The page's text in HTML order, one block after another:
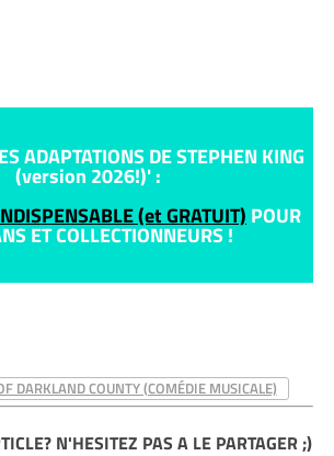
ADAPTATIONS DE STEPHEN KING
(version 2026!)' :
(et GRATUIT) POUR
ET COLLECTIONNEURS !
DARKLAND COUNTY (COMÉDIE MUSICALE)
N'HESITEZ PAS A LE PARTAGER ;)